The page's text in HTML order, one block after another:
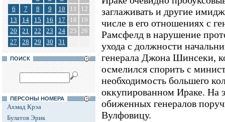
6
7 8 9 10 11
12
13
14 15 16 17 18
19
20
21 22 23 24 25 26
27
28 29 30 31
ПОИСК
ПЕРСОНЫ НОМЕРА
Ахмад Крэа
Булатов Эрик
заглаживать и другие
числе в его отношениях с
Рамсфелд в нарушение
ухода с должности
генерала Джона Шинсеки,
осмелился спорить с
необходимость большего
оккупированном Ираке. На
обиженных генералов
Вулфовицу.